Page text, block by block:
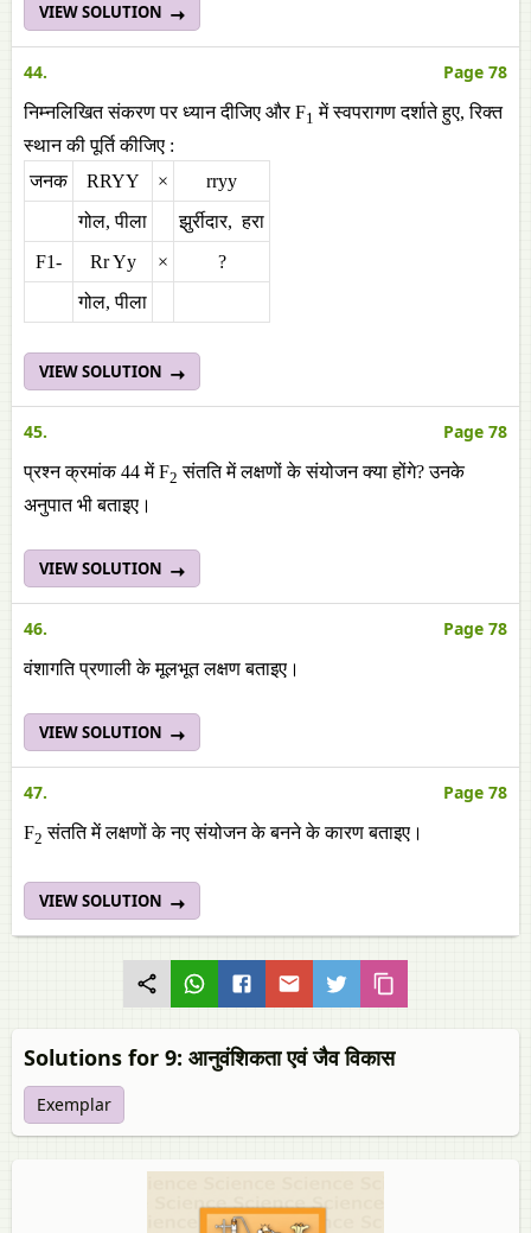
VIEW SOLUTION
44. Page 78
निम्नलिखित संकरण पर ध्यान दीजिए और F1 में स्वपरागण दर्शाते हुए, रिक्त
स्थान की पूर्ति कीजिए :
जनक
RRYY ×
rryy
गोल, पीला
झुर्रीदार, हरा
F1-
Rr Yy ×
?
गोल, पीला
VIEW SOLUTION
45. Page 78
प्रश्न क्रमांक 44 में F2 संतति में लक्षणों के संयोजन क्या होंगे? उनके
अनुपात भी बताइए।
VIEW SOLUTION
46. Page 78
वंशागति प्रणाली के मूलभूत लक्षण बताइए।
VIEW SOLUTION
47. Page 78
F2 संतति में लक्षणों के नए संयोजन के बनने के कारण बताइए।
VIEW SOLUTION
Solutions for 9: आनुवंशिकता एवं जैव विकास
Exemplar